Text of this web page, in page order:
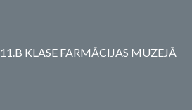
11.B KLASE FARMĀCIJAS MUZEJĀ